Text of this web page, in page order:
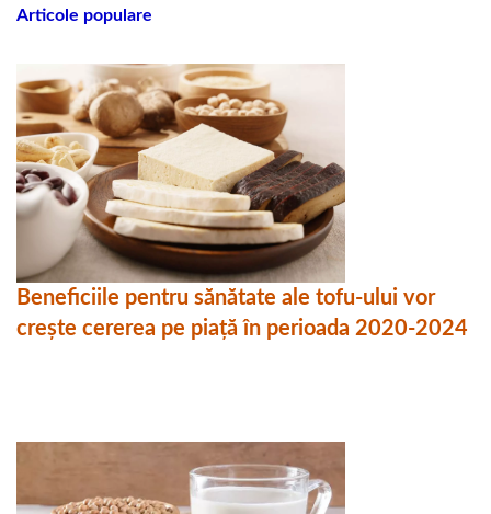
Articole populare
Beneficiile pentru sănătate ale tofu-ului vor
crește cererea pe piață în perioada 2020-2024